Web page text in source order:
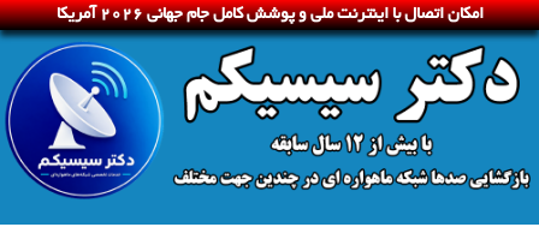
امکان اتصال با اینترنت ملی و پوشش کامل جام جهانی 2026 آمریکا